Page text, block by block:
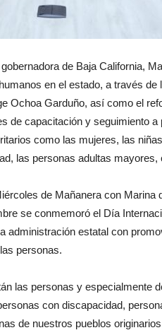
de Baja California,
en el estado, a través de
Ochoa Garduño, así como el
de capacitación y seguimiento a
como las mujeres, las
las personas adultas mayores,
de Mañanera con Marina
se conmemoró el Día
administración estatal con
personas.
las personas y especialmente
con discapacidad,
de nuestros pueblos